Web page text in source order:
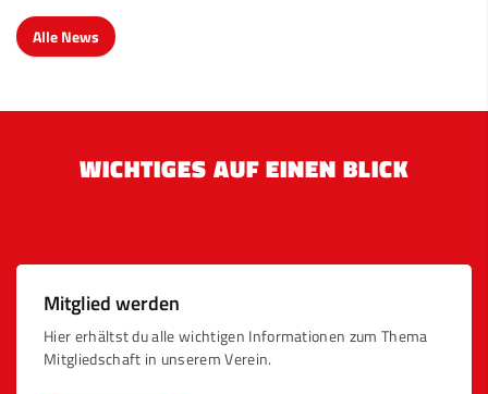
Alle News
WICHTIGES AUF EINEN BLICK
Mitglied werden
Hier erhältst du alle wichtigen Informationen zum Thema
Mitgliedschaft in unserem Verein.